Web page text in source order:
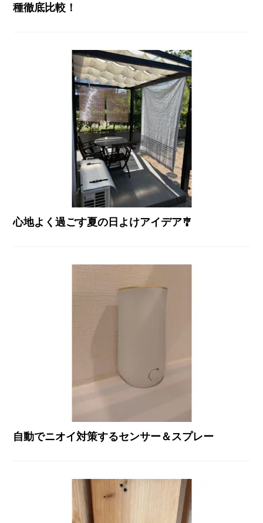
種徹底比較！
心地よく過ごす夏の日よけアイデア🎐
自動でニオイ対策するセンサー＆スプレー